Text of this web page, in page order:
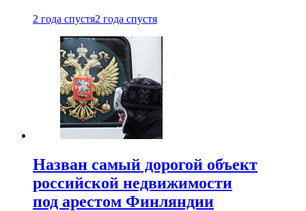
2 года спустя2 года спустя
Назван самый дорогой объект
российской недвижимости
под арестом Финляндии